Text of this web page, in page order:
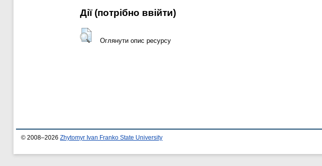
Дії ​​(потрібно ввійти)
Оглянути опис ресурсу
© 2008–2026 Zhytomyr Ivan Franko State University